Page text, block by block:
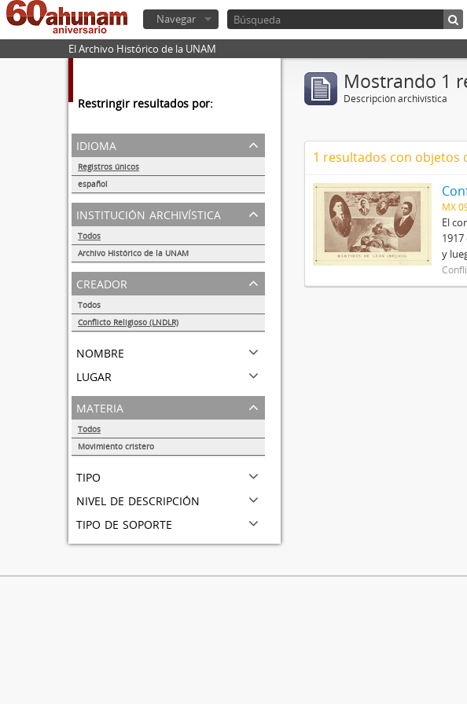
Navegar
El Archivo Histórico de la UNAM
Restringir resultados por:
idioma
Registros únicos
español
1
institución archivística
Todos
Archivo Histórico de la UNAM
1
creador
Todos
Conflicto Religioso (LNDLR)
nombre
lugar
materia
Todos
Movimiento cristero
tipo
nivel de descripción
tipo de soporte
Mostrando 1
Descripción archivística
1 resultados con objetos
MX
El
y